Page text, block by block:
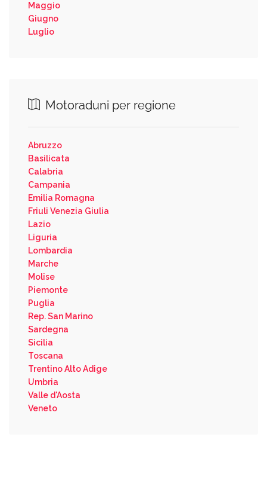
Maggio
Giugno
Luglio
Motoraduni per regione
Abruzzo
Basilicata
Calabria
Campania
Emilia Romagna
Friuli Venezia Giulia
Lazio
Liguria
Lombardia
Marche
Molise
Piemonte
Puglia
Rep. San Marino
Sardegna
Sicilia
Toscana
Trentino Alto Adige
Umbria
Valle d'Aosta
Veneto